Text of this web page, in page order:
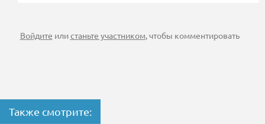
Войдите илистаньте участником, чтобы комментировать
Также смотрите: